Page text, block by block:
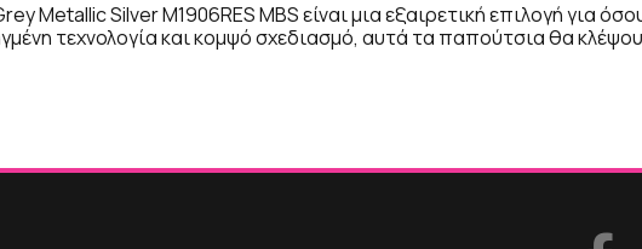
Metallic Silver M1906RES MBS είναι μια εξαιρετική επιλογή για
τεχνολογία και κομψό σχεδιασμό, αυτά τα παπούτσια θα